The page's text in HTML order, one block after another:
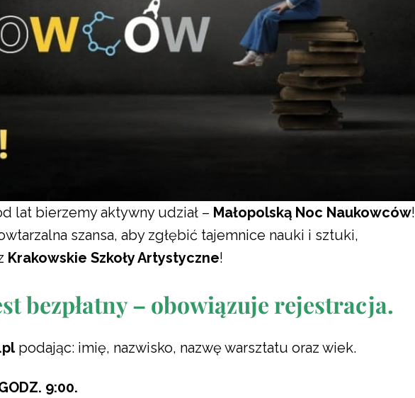
lat bierzemy aktywny udział – Małopolską Noc Naukowców!
szansa, aby zgłębić tajemnice nauki i sztuki,
Krakowskie Szkoły Artystyczne!
bezpłatny – obowiązuje rejestracja.
podając: imię, nazwisko, nazwę warsztatu oraz wiek.
9:00.